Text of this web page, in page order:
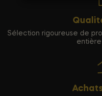
Sélection rigoureuse de
entière